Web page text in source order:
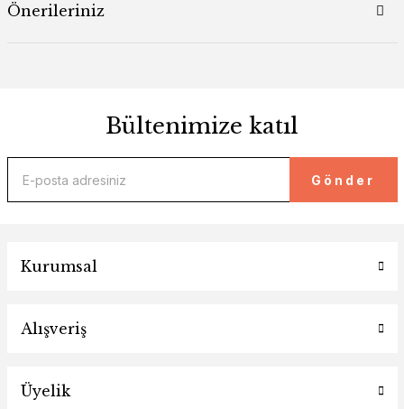
Önerileriniz
Bültenimize katıl
Gönder
Kurumsal
Alışveriş
Üyelik